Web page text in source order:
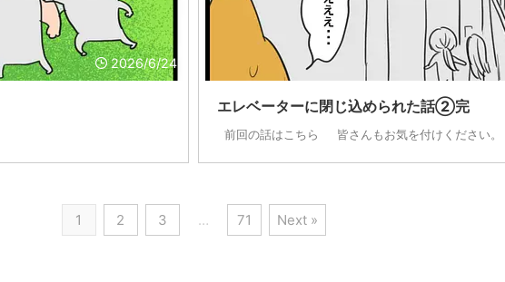
2026/6/24
エレベーターに閉じ込められた話②完
前回の話はこちら 皆さんもお気を付けください。
1 2 3 … 71 Next »